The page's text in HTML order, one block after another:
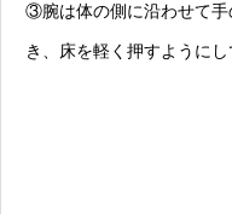
③腕は体の側に沿わせて手
き、床を軽く押すようにし